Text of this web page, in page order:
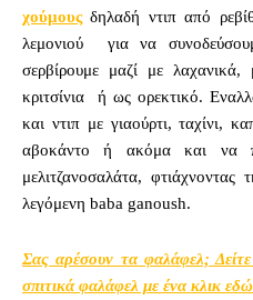
χούμουςδηλαδή ντιπ από
λεμονιού για να
σερβίρουμε μαζί με λαχανικά,
κριτσίνια ή ως ορεκτικό.
και ντιπ με γιαούρτι, ταχίνι,
αβοκάντο ή ακόμα και να
μελιτζανοσαλάτα, φτιάχνοντας
λεγόμενη baba ganoush.
Σας αρέσουν τα φαλάφελ;
σπιτικά φαλάφελ με ένα κλικ